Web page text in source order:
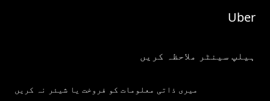
Uber
ہیلپ سینٹر ملاحظہ کریں
میری ذاتی معلومات کو فروخت یا شیئر نہ کریں